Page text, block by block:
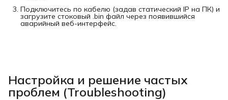
Подключитесь по кабелю (задав статический IP на ПК) и
загрузите стоковый .bin файл через появившийся
аварийный веб-интерфейс.
Настройка и решение частых
проблем (Troubleshooting)